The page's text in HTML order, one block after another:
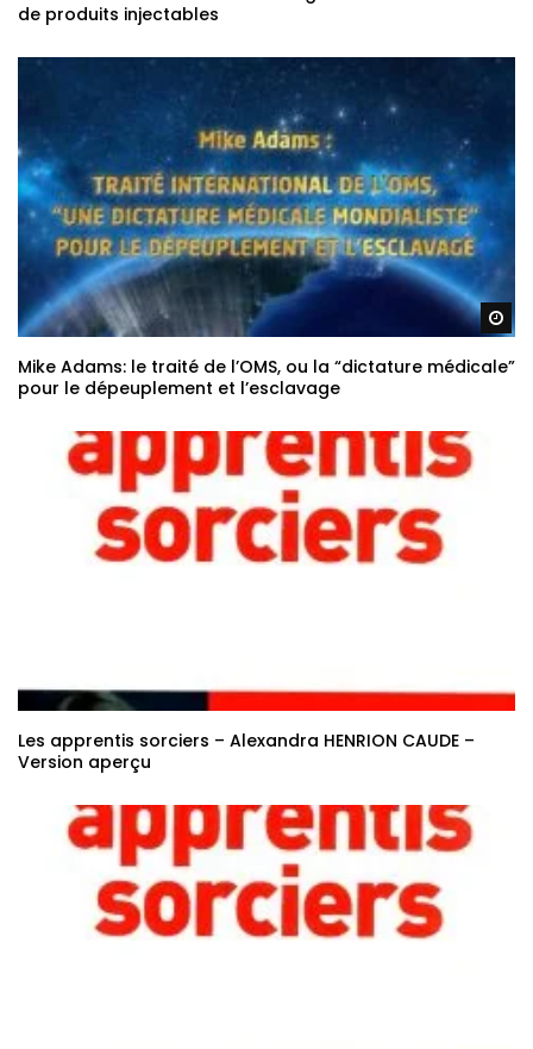
de produits injectables
Mike Adams: le traité de l’OMS, ou la “dictature médicale”
pour le dépeuplement et l’esclavage
Les apprentis sorciers – Alexandra HENRION CAUDE –
Version aperçu